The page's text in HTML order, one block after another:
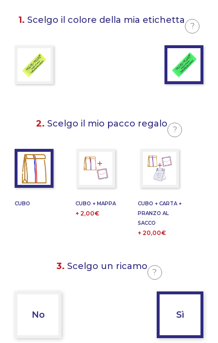
1. Scelgo il colore della mia etichetta
?
2. Scelgo il mio pacco regalo
?
CUBO CUBO + MAPPA
+ 2,00€
CUBO + CARTA +
PRANZO AL
SACCO
+ 20,00€
3. Scelgo un ricamo
?
No Sì